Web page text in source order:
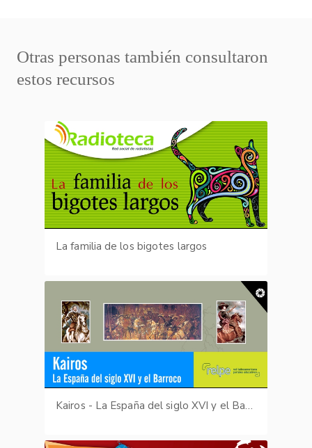
Otras personas también consultaron
estos recursos
La familia de los bigotes largos
Kairos - La España del siglo XVI y el Barroco